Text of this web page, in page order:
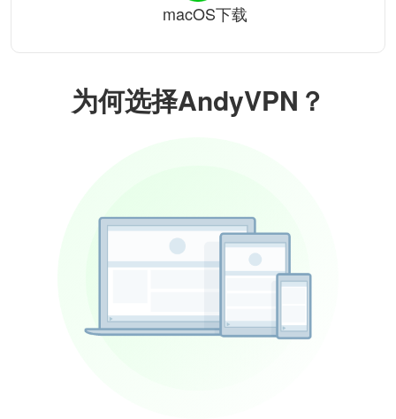
为何选择AndyVPN？
macOS下载